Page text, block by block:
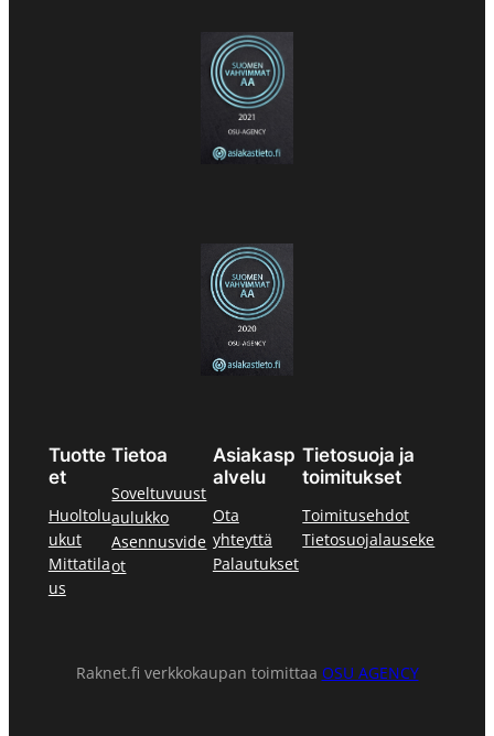
Tuotte
et
Huoltolu
ukut
Mittatila
us
Tietoa
Soveltuvuust
aulukko
Asennusvide
ot
Asiakasp
alvelu
Ota
yhteyttä
Palautukset
Tietosuoja ja
toimitukset
Toimitusehdot
Tietosuojalauseke
Raknet.fi verkkokaupan toimittaa OSU AGENCY